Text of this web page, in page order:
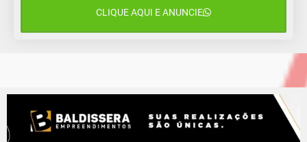
CLIQUE AQUI E ANUNCIE